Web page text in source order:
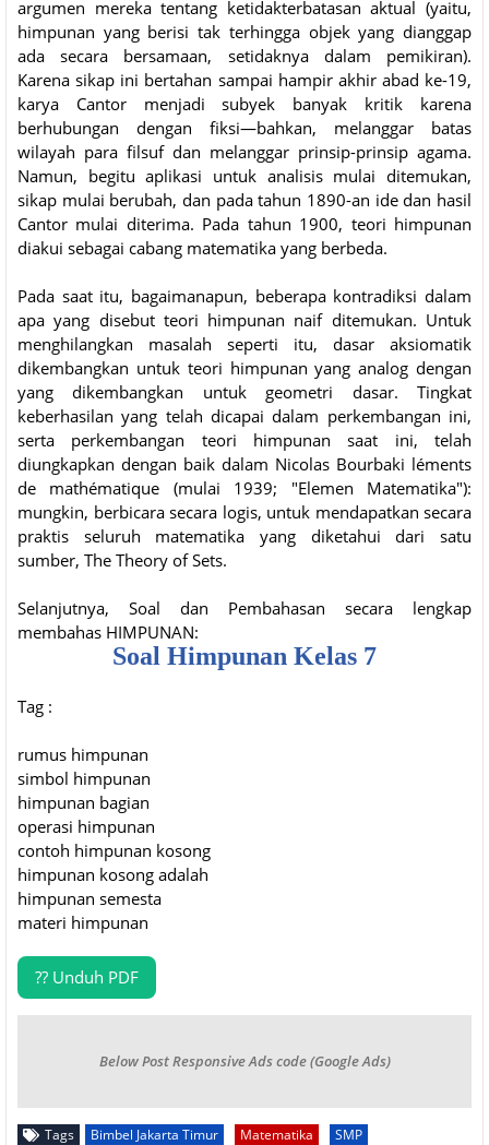
argumen mereka tentang ketidakterbatasan aktual (yaitu,
himpunan yang berisi tak terhingga objek yang dianggap
ada secara bersamaan, setidaknya dalam pemikiran).
Karena sikap ini bertahan sampai hampir akhir abad ke-19,
karya Cantor menjadi subyek banyak kritik karena
berhubungan dengan fiksi—bahkan, melanggar batas
wilayah para filsuf dan melanggar prinsip-prinsip agama.
Namun, begitu aplikasi untuk analisis mulai ditemukan,
sikap mulai berubah, dan pada tahun 1890-an ide dan hasil
Cantor mulai diterima. Pada tahun 1900, teori himpunan
diakui sebagai cabang matematika yang berbeda.
Pada saat itu, bagaimanapun, beberapa kontradiksi dalam
apa yang disebut teori himpunan naif ditemukan. Untuk
menghilangkan masalah seperti itu, dasar aksiomatik
dikembangkan untuk teori himpunan yang analog dengan
yang dikembangkan untuk geometri dasar. Tingkat
keberhasilan yang telah dicapai dalam perkembangan ini,
serta perkembangan teori himpunan saat ini, telah
diungkapkan dengan baik dalam Nicolas Bourbaki léments
de mathématique (mulai 1939; "Elemen Matematika"):
mungkin, berbicara secara logis, untuk mendapatkan secara
praktis seluruh matematika yang diketahui dari satu
sumber, The Theory of Sets.
Selanjutnya, Soal dan Pembahasan secara lengkap
membahas HIMPUNAN:
Soal Himpunan Kelas 7
Tag :
rumus himpunan
simbol himpunan
himpunan bagian
operasi himpunan
contoh himpunan kosong
himpunan kosong adalah
himpunan semesta
materi himpunan
?? Unduh PDF
Below Post Responsive Ads code (Google Ads)
Tags Bimbel Jakarta Timur Matematika SMP